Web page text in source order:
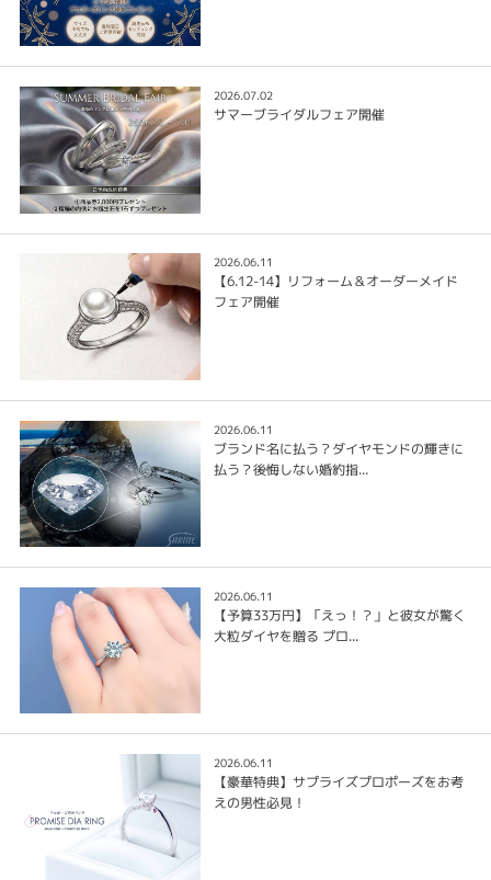
2026.07.02
サマーブライダルフェア開催
2026.06.11
【6.12-14】リフォーム＆オーダーメイド
フェア開催
2026.06.11
ブランド名に払う？ダイヤモンドの輝きに
払う？後悔しない婚約指...
2026.06.11
【予算33万円】「えっ！？」と彼女が驚く
大粒ダイヤを贈る プロ...
2026.06.11
【豪華特典】サプライズプロポーズをお考
えの男性必見！